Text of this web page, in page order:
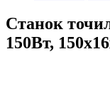
Станок
150Вт,